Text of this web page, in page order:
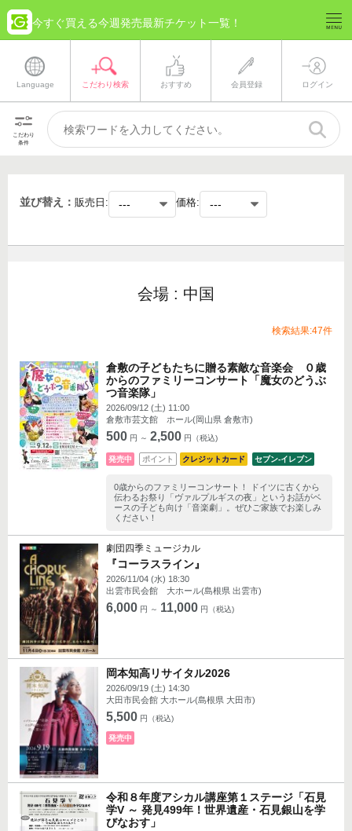
今すぐ買える今週発売最新チケット一覧！
Language こだわり検索 おすすめ 会員登録 ログイン
こだわり
条件
並び替え： 販売日: 価格:
会場 : 中国
検索結果:47件
倉敷の子どもたちに贈る素敵な音楽会 ０歳
からのファミリーコンサート「魔女のどうぶ
つ音楽隊」
2026/09/12 (土) 11:00
倉敷市芸文館 ホール(岡山県 倉敷市)
500 円 ～ 2,500 円（税込)
発売中 ポイント クレジットカード セブン‐イレブン
0歳からのファミリーコンサート！ ドイツに古くから
伝わるお祭り「ヴァルプルギスの夜」というお話がベ
ースの子ども向け「音楽劇」。ぜひご家族でお楽しみ
ください！
劇団四季ミュージカル
『コーラスライン』
2026/11/04 (水) 18:30
出雲市民会館 大ホール(島根県 出雲市)
6,000 円 ～ 11,000 円（税込)
岡本知高リサイタル2026
2026/09/19 (土) 14:30
大田市民会館 大ホール(島根県 大田市)
5,500 円（税込)
発売中
令和８年度アシカル講座第１ステージ「石見
学V ～ 発見499年！世界遺産・石見銀山を学
びなおす」